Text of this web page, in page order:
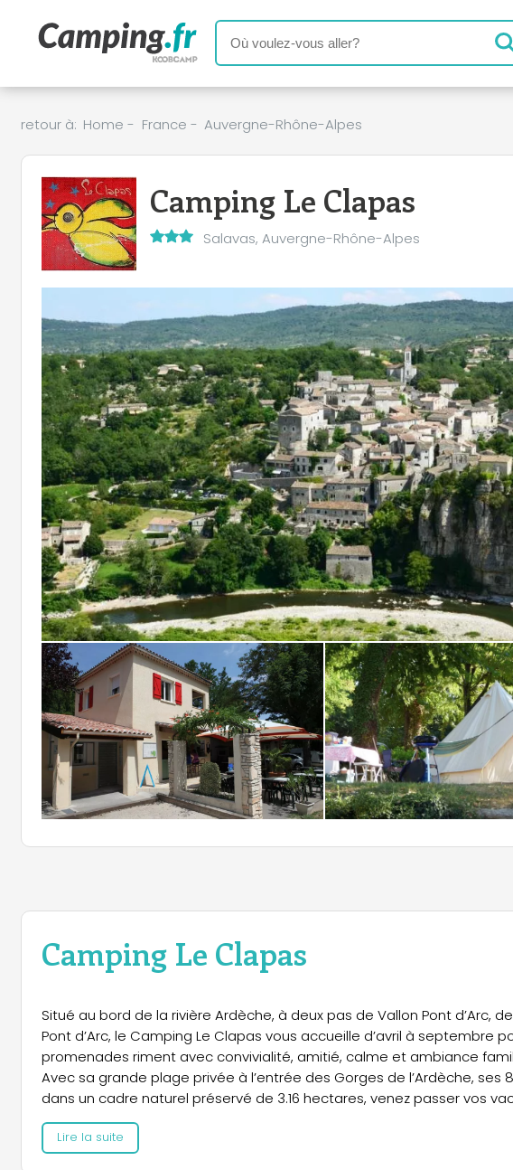
retour à: Home - France - Auvergne-Rhône-Alpes
Camping Le Clapas
Salavas, Auvergne-Rhône-Alpes
Camping Le Clapas
Situé au bord de la rivière Ardèche, à deux pas de Vallon Pont d’Arc,
Pont d’Arc, le Camping Le Clapas vous accueille d’avril à septembre
promenades riment avec convivialité, amitié, calme et ambiance
Avec sa grande plage privée à l’entrée des Gorges de l’Ardèche,
dans un cadre naturel préservé de 3.16 hectares, venez passer vos
Le camping, créé en 1981, dispose d’une magnifique végétation,
arbres vous garantissant un ombrage naturel sur tous les
Lire la suite